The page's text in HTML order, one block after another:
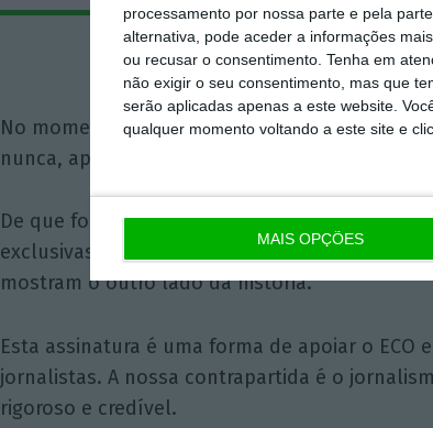
processamento por nossa parte e pela
alternativa, pode aceder a informações
ou recusar o consentimento. Tenha em
não exigir o seu consentimento, mas que
serão aplicadas apenas a este website.
qualquer momento voltando a este site e
MAIS OPÇÕES
Assine o ECO
No momento em que a informação é mais
nunca, apoie o jornalismo independente e
De que forma? Assine o ECO Premium e tenha
exclusivas, à opinião que conta, às
mostram o outro lado da história.
Esta assinatura é uma forma de apoiar o ECO
jornalistas. A nossa contrapartida é o
rigoroso e credível.